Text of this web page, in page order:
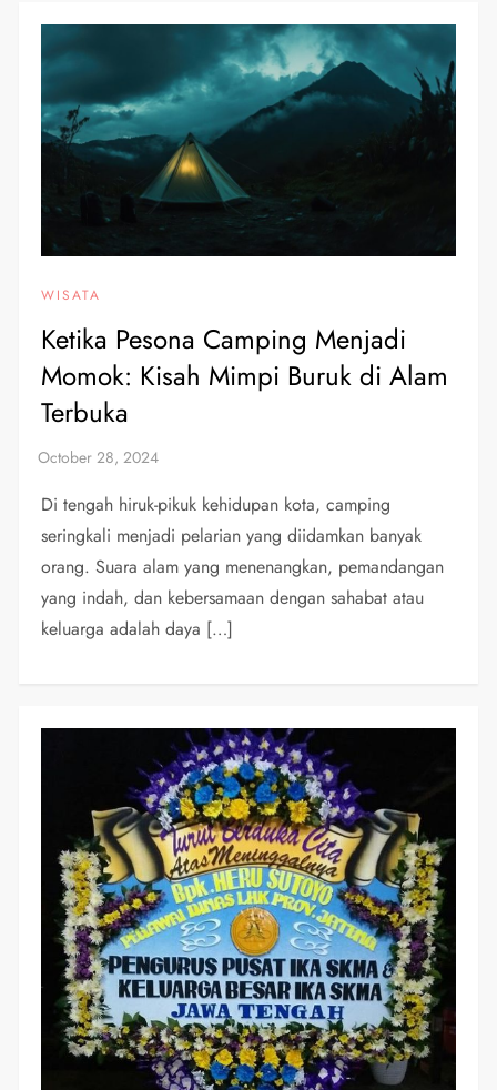
WISATA
Ketika Pesona Camping Menjadi
Momok: Kisah Mimpi Buruk di Alam
Terbuka
Di tengah hiruk-pikuk kehidupan kota, camping
seringkali menjadi pelarian yang diidamkan banyak
orang. Suara alam yang menenangkan, pemandangan
yang indah, dan kebersamaan dengan sahabat atau
keluarga adalah daya […]